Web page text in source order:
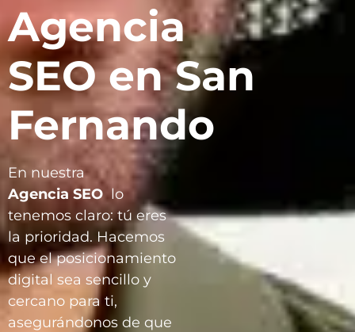
Agencia
SEO en San
Fernando
En nuestra
Agencia SEO lo
tenemos claro: tú eres
la prioridad. Hacemos
que el posicionamiento
digital sea sencillo y
cercano para ti,
asegurándonos de que